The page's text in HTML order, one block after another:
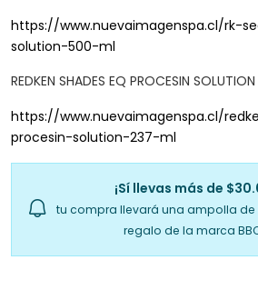
https://www.nuevaimagenspa.cl/rk-
solution-500-ml
REDKEN SHADES EQ PROCESIN
https://www.nuevaimagenspa.cl/
procesin-solution-237-ml
¡Sí llevas más de
tu compra llevará una ampolla
regalo de la marca